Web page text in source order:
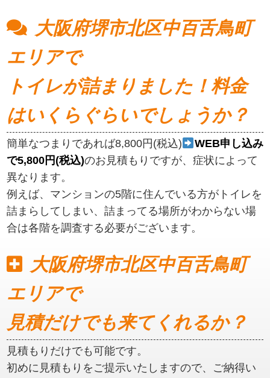
大阪府堺市北区中百舌鳥町
エリアで
トイレが詰まりました！料金
はいくらぐらいでしょうか？
簡単なつまりであれば8,800円(税込)
WEB申し込み
で5,800円(税込)のお見積もりですが、症状によって
異なります。
例えば、マンションの5階に住んでいる方がトイレを
詰まらしてしまい、詰まってる場所がわからない場
合は各階を調査する必要がございます。
大阪府堺市北区中百舌鳥町
エリアで
見積だけでも来てくれるか？
見積もりだけでも可能です。
初めに見積もりをご提示いたしますので、ご納得い